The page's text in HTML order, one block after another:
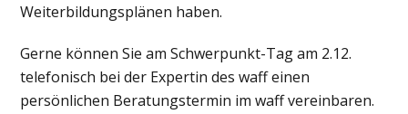
Weiterbildungsplänen haben.
Gerne können Sie am Schwerpunkt-Tag am 2.12.
telefonisch bei der Expertin des waff einen
persönlichen Beratungstermin im waff vereinbaren.